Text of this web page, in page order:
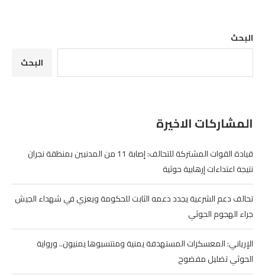
البحث
البحث
المشاركات الاخيرة
قيادة القوات المشتركة للتحالف: إصابة 11 من المدنيين بمنطقة نجران
نتيجة اعتداءات إرهابية حوثية
تحالف دعم الشرعية يجدد دعمه الثابت للحكومة ويعزي في شهداء الجيش
جراء الهجوم الحوثي
الإرياني: المعسكرات المستهدفة يمنية ومنتسبوها يمنيون.. ورواية
الحوثي تضليل مفضوح